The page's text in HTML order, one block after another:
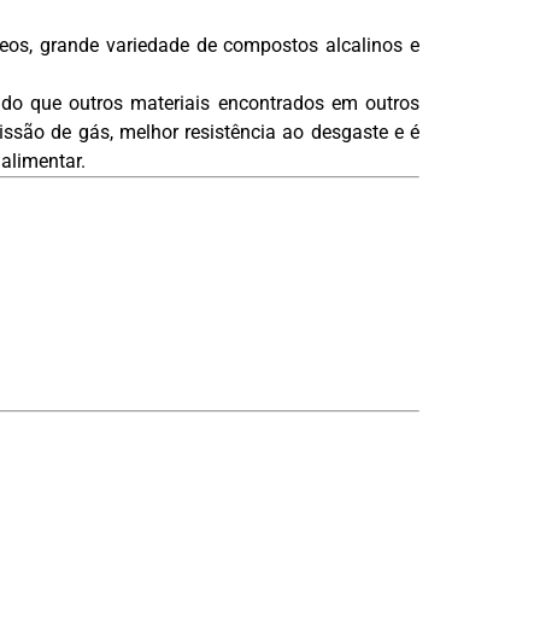
grande variedade de compostos alcalinos e
que outros materiais encontrados em outros
de gás, melhor resistência ao desgaste e é